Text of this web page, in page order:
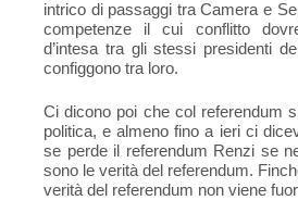
intrico di passaggi tra Camera e
competenze il cui conflitto
d’intesa tra gli stessi presidenti
configgono tra loro.
Ci dicono poi che col referendum
politica, e almeno fino a ieri ci
se perde il referendum Renzi se
sono le verità del referendum.
verità del referendum non viene